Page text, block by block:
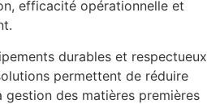
efficacité opérationnelle et
durables et respectueux
permettent de réduire
gestion des matières premières